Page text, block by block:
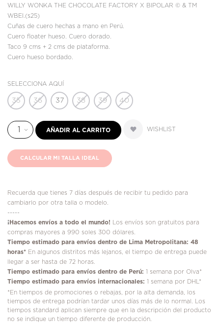
WILLY WONKA THE CHOCOLATE FACTORY X BIPOLAR © & TM
WBEI.(s25)
Cuñas de cuero hechas a mano en Perú.
Cuero floater hueso. Cuero dorado.
Taco 9 cms + 2 cms de plataforma.
Cuero hueso bordado.
SELECCIONA AQUÍ
35 36 37 38 39 40
AÑADIR AL CARRITO WISHLIST
CALCULAR MI TALLA IDEAL
Recuerda que tienes 7 días después de recibir tu pedido para
cambiarlo por otra talla o modelo.
-----
¡ Hacemos envíos a todo el mundo! Los envíos son gratuitos para
compras mayores a 990 soles 300 dólares.
Tiempo estimado para envíos dentro de Lima Metropolitana: 48
horas* En algunos distritos más lejanos, el tiempo de entrega puede
llegar a ser hasta de 72 horas.
Tiempo estimado para envíos dentro de Perú: 1 semana por Olva*
Tiempo estimado para envíos internacionales: 1 semana por DHL*
*En tiempos de promociones o rebajas, por la alta demanda, los
tiempos de entrega podrían tardar unos días más de lo normal. Los
tiempos standard aplican siempre que en la descripción del producto
no se indique un tiempo diferente de producción.